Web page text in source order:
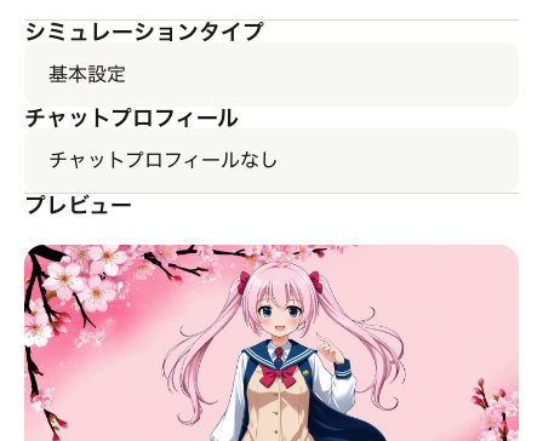
シミュレーションタイプ
基本設定
チャットプロフィール
チャットプロフィールなし
プレビュー